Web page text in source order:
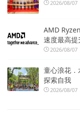
2026/08/07
AMD
速度最高提
2026/08/07
童心浪花
探索自我
2026/08/07